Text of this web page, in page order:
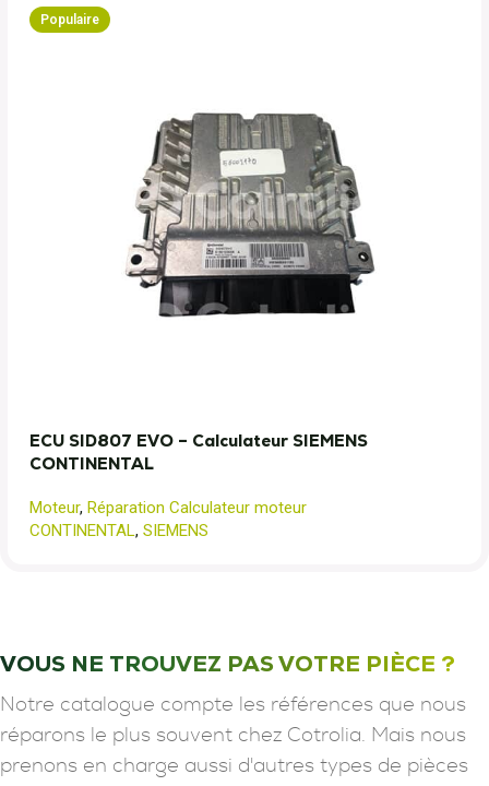
Populaire
ECU SID807 EVO – Calculateur SIEMENS
CONTINENTAL
Moteur, Réparation Calculateur moteur
CONTINENTAL, SIEMENS
VOUS NE TROUVEZ PAS VOTRE PIÈCE ?
Notre catalogue compte les références que nous
réparons le plus souvent chez Cotrolia. Mais nous
prenons en charge aussi d'autres types de pièces